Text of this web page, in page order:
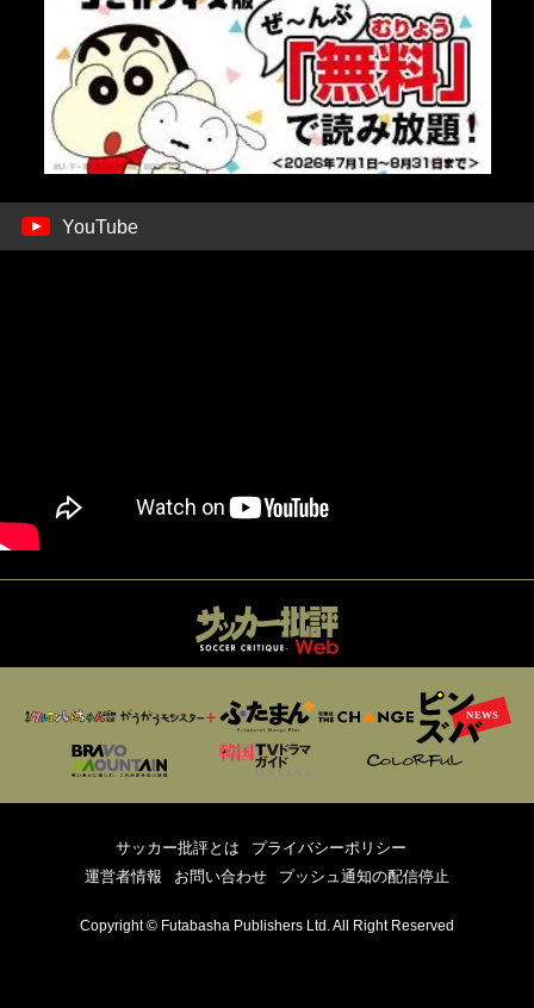
YouTube
サッカー批評とは
プライバシーポリシー
運営者情報
お問い合わせ プッシュ通知の配信停止
Copyright © Futabasha Publishers Ltd. All Right Reserved